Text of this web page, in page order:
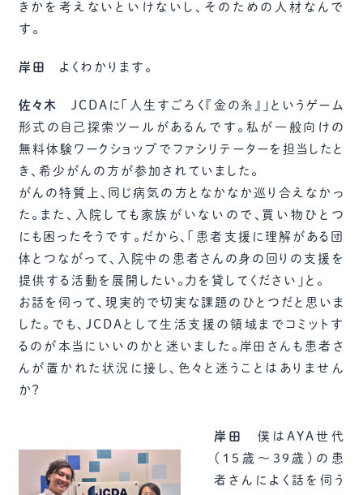
きかを考えないといけないし、そのための人材なんで
す。
岸田 よくわかります。
佐々木
JCDAに「人生すごろく『金の糸』」というゲーム
形式の自己探索ツールがあるんです。私が一般向けの
無料体験ワークショップでファシリテーターを担当したと
き、希少がんの方が参加されていました。
がんの特質上、同じ病気の方となかなか巡り合えなかっ
た。また、入院しても家族がいないので、買い物ひとつ
にも困ったそうです。だから、「患者支援に理解がある団
体とつながって、入院中の患者さんの身の回りの支援を
提供する活動を展開したい。力を貸してください」と。
お話を伺って、現実的で切実な課題のひとつだと思いま
した。でも、JCDAとして生活支援の領域までコミットす
るのが本当にいいのかと迷いました。岸田さんも患者さ
んが置かれた状況に接し、色々と迷うことはありません
か？
岸田
僕はAYA世代
（15歳～39歳）の患
者さんによく話を伺う